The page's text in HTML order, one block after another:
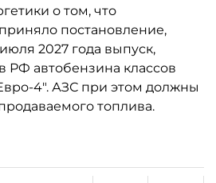
о том, что
постановление,
2027 года выпуск,
РФ автобензина классов
4". АЗС при этом должны
топлива.